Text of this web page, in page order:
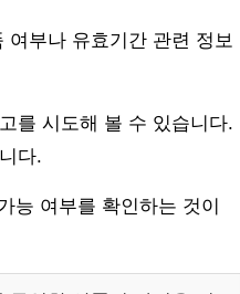
여부나 유효기간 관련 정보
를 시도해 볼 수 있습니다.
다.
능 여부를 확인하는 것이